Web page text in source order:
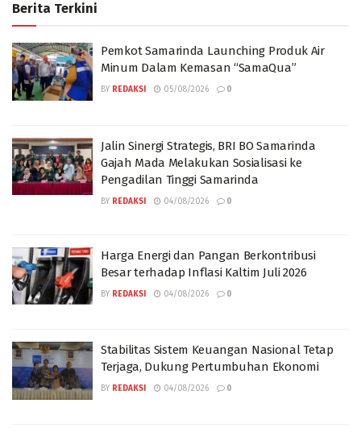
Berita Terkini
Pemkot Samarinda Launching Produk Air
Minum Dalam Kemasan “SamaQua”
BY REDAKSI 05/08/2026 0
Jalin Sinergi Strategis, BRI BO Samarinda
Gajah Mada Melakukan Sosialisasi ke
Pengadilan Tinggi Samarinda
BY REDAKSI 04/08/2026 0
Harga Energi dan Pangan Berkontribusi
Besar terhadap Inflasi Kaltim Juli 2026
BY REDAKSI 04/08/2026 0
Stabilitas Sistem Keuangan Nasional Tetap
Terjaga, Dukung Pertumbuhan Ekonomi
BY REDAKSI 04/08/2026 0